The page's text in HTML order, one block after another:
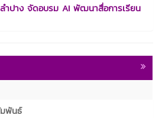
ำปาง จัดอบรม AI พัฒนาสื่อการเรียน
มพันธ์